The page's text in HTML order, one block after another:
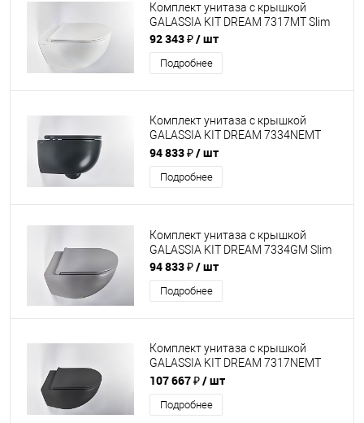
Комплект унитаза с крышкой
GALASSIA KIT DREAM 7317MT Slim
92 343 ₽/ шт
Подробнее
Комплект унитаза с крышкой
GALASSIA KIT DREAM 7334NEMT
Slim
94 833 ₽/ шт
Подробнее
Комплект унитаза с крышкой
GALASSIA KIT DREAM 7334GM Slim
94 833 ₽/ шт
Подробнее
Комплект унитаза с крышкой
GALASSIA KIT DREAM 7317NEMT
Slim
107 667 ₽/ шт
Подробнее